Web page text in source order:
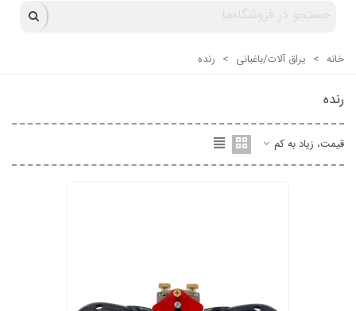
خانه > یراق آلات/باغبانی > رنده
رنده
قیمت، زیاد به کم